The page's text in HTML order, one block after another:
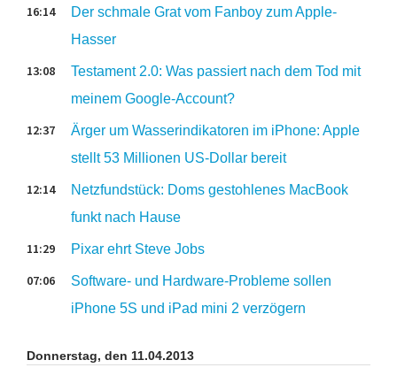
Der schmale Grat vom Fanboy zum Apple-
Hasser
16:14
Testament 2.0: Was passiert nach dem Tod mit
meinem Google-Account?
13:08
Ärger um Wasserindikatoren im iPhone: Apple
stellt 53 Millionen US-Dollar bereit
12:37
Netzfundstück: Doms gestohlenes MacBook
funkt nach Hause
12:14
Pixar ehrt Steve Jobs
11:29
Software- und Hardware-Probleme sollen
iPhone 5S und iPad mini 2 verzögern
07:06
Donnerstag, den 11.04.2013